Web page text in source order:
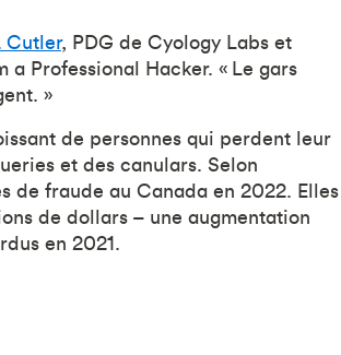
Cutler, PDG de Cyology Labs et
Professional Hacker. « Le gars
»
de personnes qui perdent leur
et des canulars. Selon
de fraude au Canada en 2022. Elles
de dollars – une augmentation
en 2021.